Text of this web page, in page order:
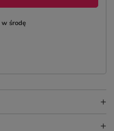
w środę